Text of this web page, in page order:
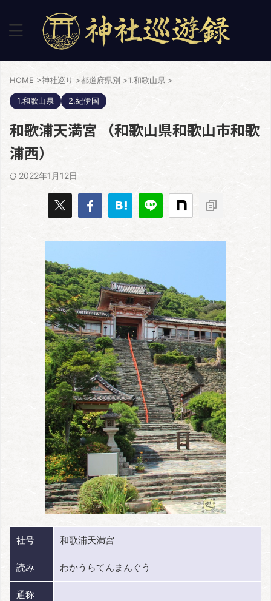
HOME >神社巡り >都道府県別 >1.和歌山県 >
1.和歌山県 2.紀伊国
和歌浦天満宮 （和歌山県和歌山市和歌
浦西）
2022年1月12日
社号 和歌浦天満宮
読み わかうらてんまんぐう
通称